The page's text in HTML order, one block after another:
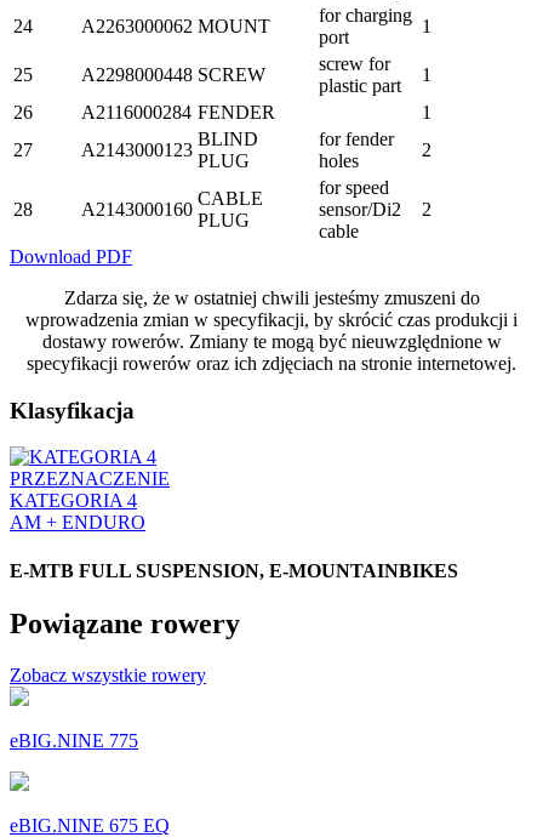
24 A2263000062 MOUNT
for charging
port
1
25 A2298000448 SCREW
screw for
plastic part
1
26
A2116000284 FENDER
1
27
A2143000123
BLIND
PLUG
for fender
holes
2
28 A2143000160
CABLE
PLUG
for speed
sensor/Di2
cable
2
Download PDF
Zdarza się, że w ostatniej chwili jesteśmy zmuszeni do
wprowadzenia zmian w specyfikacji, by skrócić czas produkcji i
dostawy rowerów. Zmiany te mogą być nieuwzględnione w
specyfikacji rowerów oraz ich zdjęciach na stronie internetowej.
Klasyfikacja
PRZEZNACZENIE
KATEGORIA 4
AM + ENDURO
E-MTB FULL SUSPENSION, E-MOUNTAINBIKES
Powiązane rowery
Zobacz wszystkie rowery
eBIG.NINE 775
eBIG.NINE 675 EQ